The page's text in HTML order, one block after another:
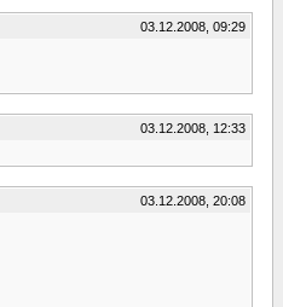
03.12.2008, 09:29
03.12.2008, 12:33
03.12.2008, 20:08